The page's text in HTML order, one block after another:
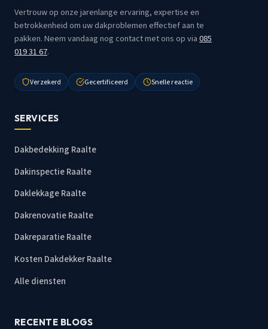
Vertrouw op onze jarenlange ervaring, expertise en
betrokkenheid om uw dakproblemen effectief aan te
pakken. Neem vandaag nog contact met ons op via085
019 31 67.
Verzekerd Gecertificeerd Snelle reactie
SERVICES
Dakbedekking Raalte
Dakinspectie Raalte
Daklekkage Raalte
Dakrenovatie Raalte
Dakreparatie Raalte
Kosten Dakdekker Raalte
Alle diensten
RECENTE BLOGS